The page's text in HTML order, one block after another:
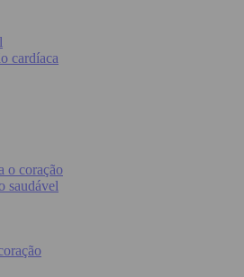
cardíaca
o coração
saudável